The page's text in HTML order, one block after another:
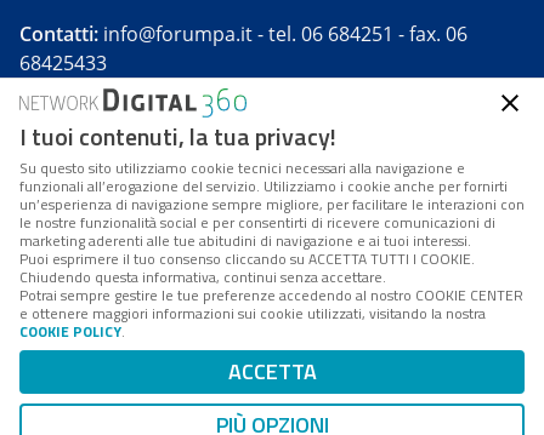
Contatti: info@forumpa.it- tel. 06 684251 - fax. 06
68425433
Forumpa.itè una pubblicazione telematica iscritta
presso Registro della stampa del Tribunale di Roma -
Reg. n. 182 del 2 maggio 2008 - Direttore resp. Michela
Stentella
FPA s.r.l. è società soggetta a Direzione e
Coordinamento da parte di Digital360 S.p.A. - FPA s.r.l.
è un'azienda certificata per il sistema di management
Codice Fiscale/Partita IVA n. 10693191008 - R.E.A. Roma
n. 1249791. ISP AWS
Mappa del sito
I tuoi contenuti, la tua privacy!
Su questo sito utilizziamo cookie tecnici necessari alla navigazione e
funzionali all’erogazione del servizio. Utilizziamo i cookie anche per fornirti
un’esperienza di navigazione sempre migliore, per facilitare le interazioni con
le nostre funzionalità social e per consentirti di ricevere comunicazioni di
marketing aderenti alle tue abitudini di navigazione e ai tuoi interessi.
Puoi esprimere il tuo consenso cliccando su ACCETTA TUTTI I COOKIE.
Chiudendo questa informativa, continui senza accettare.
Potrai sempre gestire le tue preferenze accedendo al nostro COOKIE CENTER
e ottenere maggiori informazioni sui cookie utilizzati, visitando la nostra
COOKIE POLICY.
ACCETTA
PIÙ OPZIONI